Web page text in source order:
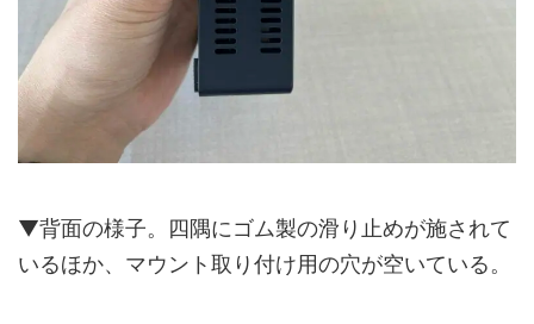
▼背面の様子。四隅にゴム製の滑り止めが施されて
いるほか、マウント取り付け用の穴が空いている。